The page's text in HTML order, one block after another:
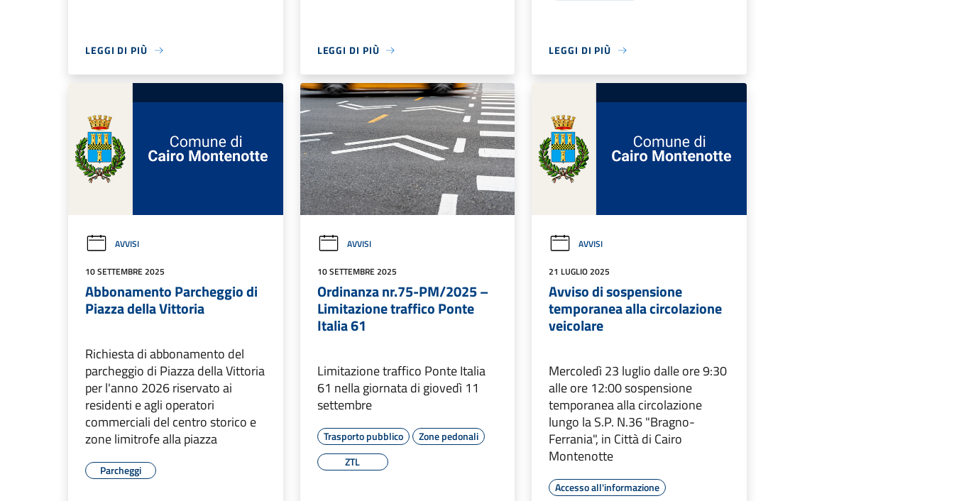
LEGGI DI PIÙ LEGGI DI PIÙ LEGGI DI PIÙ
AVVISI
10 SETTEMBRE 2025
Abbonamento Parcheggio di
Piazza della Vittoria
Richiesta di abbonamento del
parcheggio di Piazza della Vittoria
per l'anno 2026 riservato ai
residenti e agli operatori
commerciali del centro storico e
zone limitrofe alla piazza
Parcheggi
AVVISI
10 SETTEMBRE 2025
Ordinanza nr.75-PM/2025 –
Limitazione traffico Ponte
Italia 61
Limitazione traffico Ponte Italia
61 nella giornata di giovedì 11
settembre
Trasporto pubblico
Zone pedonali
ZTL
AVVISI
21 LUGLIO 2025
Avviso di sospensione
temporanea alla circolazione
veicolare
Mercoledì 23 luglio dalle ore 9:30
alle ore 12:00 sospensione
temporanea alla circolazione
lungo la S.P. N.36 "Bragno-
Ferrania", in Città di Cairo
Montenotte
Accesso all'informazione